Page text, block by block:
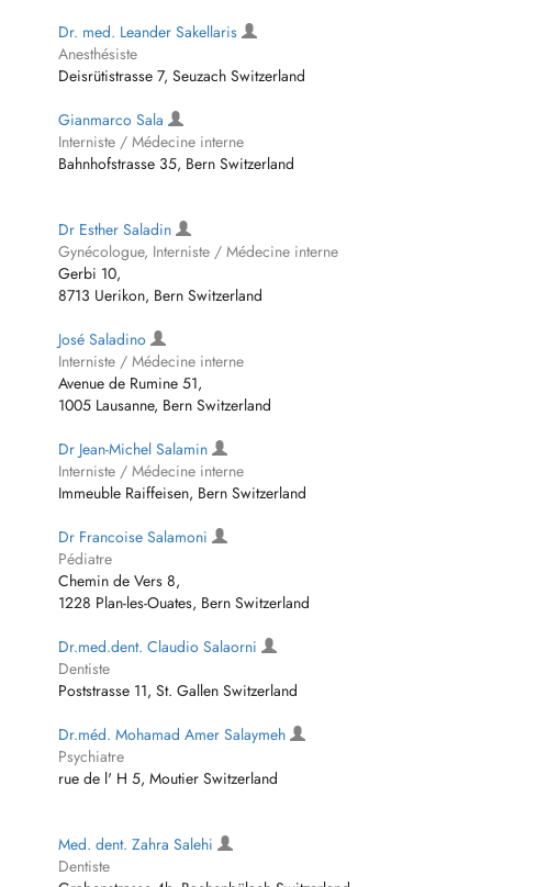
Dr. med. Leander Sakellaris
Anesthésiste
Deisrütistrasse 7, Seuzach Switzerland
Gianmarco Sala
Interniste / Médecine interne
Bahnhofstrasse 35, Bern Switzerland
Dr Esther Saladin
Gynécologue, Interniste / Médecine interne
Gerbi 10,
8713 Uerikon, Bern Switzerland
José Saladino
Interniste / Médecine interne
Avenue de Rumine 51,
1005 Lausanne, Bern Switzerland
Dr Jean-Michel Salamin
Interniste / Médecine interne
Immeuble Raiffeisen, Bern Switzerland
Dr Francoise Salamoni
Pédiatre
Chemin de Vers 8,
1228 Plan-les-Ouates, Bern Switzerland
Dr.med.dent. Claudio Salaorni
Dentiste
Poststrasse 11, St. Gallen Switzerland
Dr.méd. Mohamad Amer Salaymeh
Psychiatre
rue de l' H 5, Moutier Switzerland
Med. dent. Zahra Salehi
Dentiste